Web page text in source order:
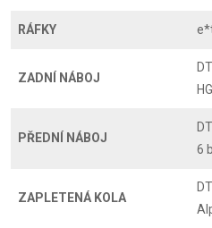
RÁFKY
ZADNÍ NÁBOJ
PŘEDNÍ NÁBOJ
6
ZAPLETENÁ KOLA